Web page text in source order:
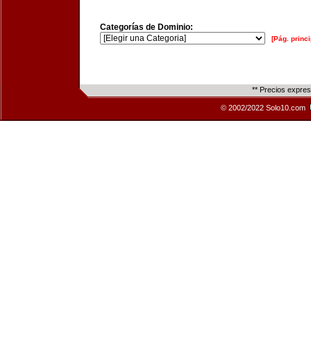
Categorías de Dominio:
[Pág.
** Precios
© 2002/2022 Solo10.com